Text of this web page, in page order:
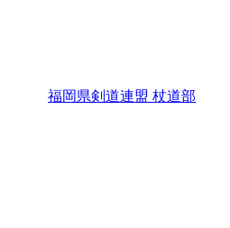
福岡県剣道連盟 杖道部